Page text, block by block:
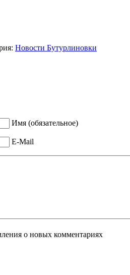
Новости Бутурлиновки
Имя (обязательное)
E-Mail
о новых комментариях